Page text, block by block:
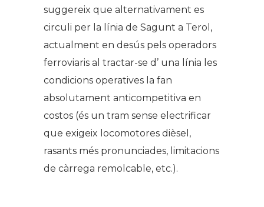
suggereix que alternativament es
circuli per la línia de Sagunt a Terol,
actualment en desús pels operadors
ferroviaris al tractar-se d’ una línia les
condicions operatives la fan
absolutament anticompetitiva en
costos (és un tram sense electrificar
que exigeix locomotores dièsel,
rasants més pronunciades, limitacions
de càrrega remolcable, etc.).